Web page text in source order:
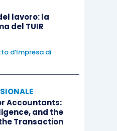
lavoro: la
del TUIR
d’Impresa di
Accountants:
and the
Transaction